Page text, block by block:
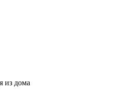
из дома